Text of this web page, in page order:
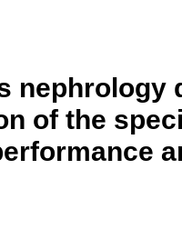
nephrology
of the